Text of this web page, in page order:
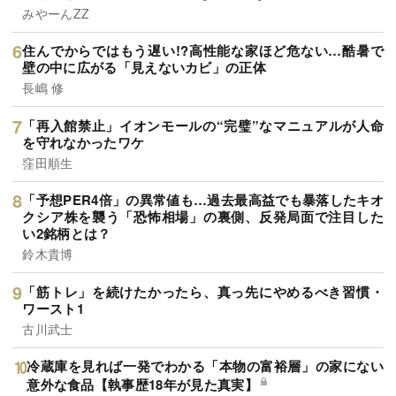
みやーんZZ
住んでからではもう遅い!?高性能な家ほど危ない…酷暑で
壁の中に広がる「見えないカビ」の正体
長嶋 修
「再入館禁止」イオンモールの“完璧”なマニュアルが人命
を守れなかったワケ
窪田順生
「予想PER4倍」の異常値も…過去最高益でも暴落したキオ
クシア株を襲う「恐怖相場」の裏側、反発局面で注目した
い2銘柄とは？
鈴木貴博
「筋トレ」を続けたかったら、真っ先にやめるべき習慣・
ワースト1
古川武士
冷蔵庫を見れば一発でわかる「本物の富裕層」の家にない
意外な食品【執事歴18年が見た真実】